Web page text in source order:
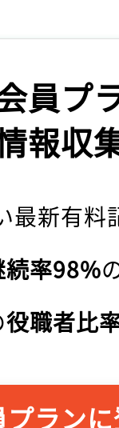
員プ
報収
最新有料
率98%
役職者比
ラン